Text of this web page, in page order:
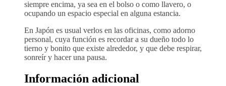
siempre encima, ya sea en el bolso o como llavero, o
ocupando un espacio especial en alguna estancia.
En Japón es usual verlos en las oficinas, como adorno
personal, cuya función es recordar a su dueño todo lo
tierno y bonito que existe alrededor, y que debe respirar,
sonreír y hacer una pausa.
Información adicional